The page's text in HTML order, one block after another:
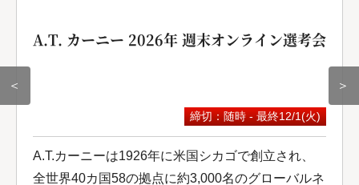
＜
A.T. カーニー 2026年 週末オンライン選考会
締切：随時 - 最終12/1(火)
A.T.カーニーは1926年に米国シカゴで創立され、
全世界40カ国58の拠点に約3,000名のグローバルネ
＞